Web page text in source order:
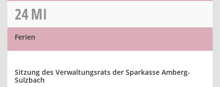
24MI
Ferien
Sitzung des Verwaltungsrats der Sparkasse Amberg-
Sulzbach